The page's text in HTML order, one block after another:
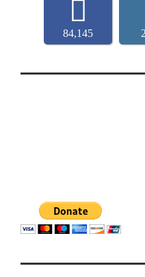
84,145